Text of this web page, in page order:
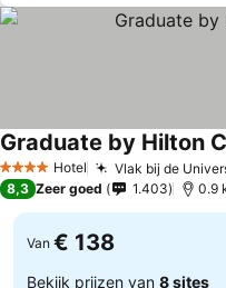
4 SterrenHotel Vlak bij de
Graduate by Hilton
8,3 Zeer goed 1.403 0.9
Van € 138
Bekijk prijzen van 8 sites